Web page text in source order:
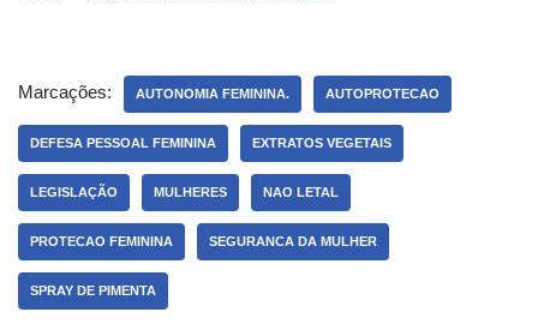
Marcações: AUTONOMIA FEMININA. AUTOPROTECAO
DEFESA PESSOAL FEMININA EXTRATOS VEGETAIS
LEGISLAÇÃO MULHERES NAO LETAL
PROTECAO FEMININA SEGURANCA DA MULHER
SPRAY DE PIMENTA